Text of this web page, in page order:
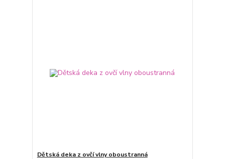
Dětská deka z ovčí vlny oboustranná